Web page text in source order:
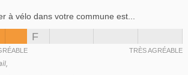
à vélo dans votre commune est...
F
TRÈS AGRÉABLE